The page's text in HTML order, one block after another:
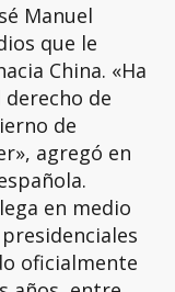
Manuel
que le
China. «Ha
de
de
agregó en
en medio
oficialmente